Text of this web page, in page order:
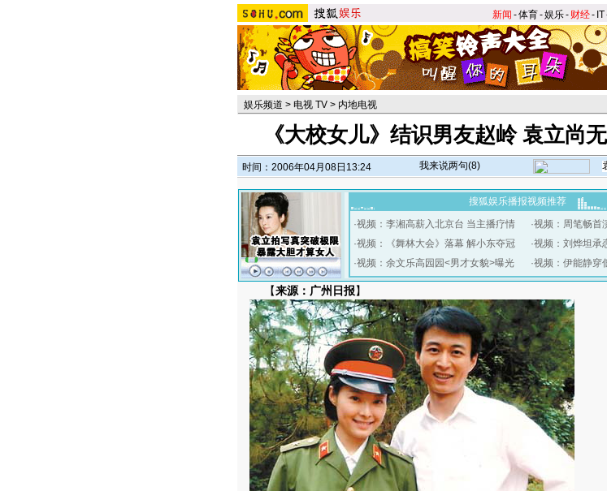
新闻 -体育-娱乐- 财经- IT
娱乐频道 > 电视 TV > 内地电视
《大校女儿》结识男友赵岭 袁立尚
时间：2006年04月08日13:24 我来说两句(8)
搜狐娱乐播报视频推荐
·视频：李湘高薪入北京台 当主播疗情
·视频：《舞林大会》落幕 解小东夺冠
·视频：余文乐高园园<男才女貌>曝光
·视频：周笔畅首
·视频：刘烨坦承
·视频：伊能静穿
【来源：广州日报】